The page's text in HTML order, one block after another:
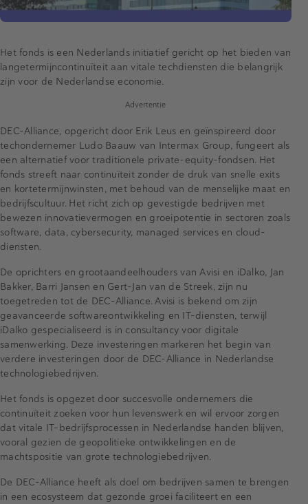
Het fonds is een Nederlands initiatief gericht op het bieden van
langetermijncontinuïteit aan vitale techdiensten die belangrijk
zijn voor de Nederlandse economie.
Advertentie
DEC-Alliance, opgericht door Erik Leus en geïnspireerd door
techondernemer Ludo Baauw van Intermax Group, fungeert als
een alternatief voor traditionele private-equity-fondsen. Het
fonds streeft naar continuïteit zonder de druk van snelle exits
en kortetermijnwinsten, met behoud van de menselijke maat en
bedrijfscultuur. Het richt zich op gevestigde bedrijven met
bewezen innovatievermogen en groeipotentie in sectoren zoals
software, data, cybersecurity, managed services en cloud-
diensten.
De oprichters en grootaandeelhouders van Avisi en iDalko, Jan
Bakker, Barri Jansen en Gert-Jan van de Streek, zijn nu
toegetreden tot de DEC-Alliance. Avisi is bekend om zijn
geavanceerde softwareontwikkeling en IT-diensten, terwijl
iDalko gespecialiseerd is in consultancy voor digitale
samenwerking. Deze investeringen markeren het begin van
verdere investeringen door de DEC-Alliance in Nederlandse
technologiebedrijven.
Het fonds is opgezet door succesvolle ondernemers die
continuïteit zoeken voor hun levenswerk en wil ervoor zorgen
dat vitale IT-bedrijfsprocessen in Nederlandse handen blijven,
vooral gezien de geopolitieke ontwikkelingen en de
machtspositie van grote technologiebedrijven.
De DEC-Alliance heeft als doel om bedrijven samen te brengen
in een ecosysteem dat gezonde groei faciliteert en een